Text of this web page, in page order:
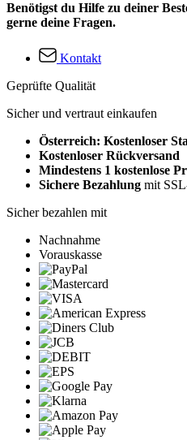
Benötigst du Hilfe zu deiner
gerne deine Fragen.
Kontakt
Geprüfte Qualität
Sicher und vertraut einkaufen
Österreich: Kostenloser
Kostenloser Rückversand
Mindestens 1 kostenlose
Sichere Bezahlung mit
Sicher bezahlen mit
Nachnahme
Vorauskasse